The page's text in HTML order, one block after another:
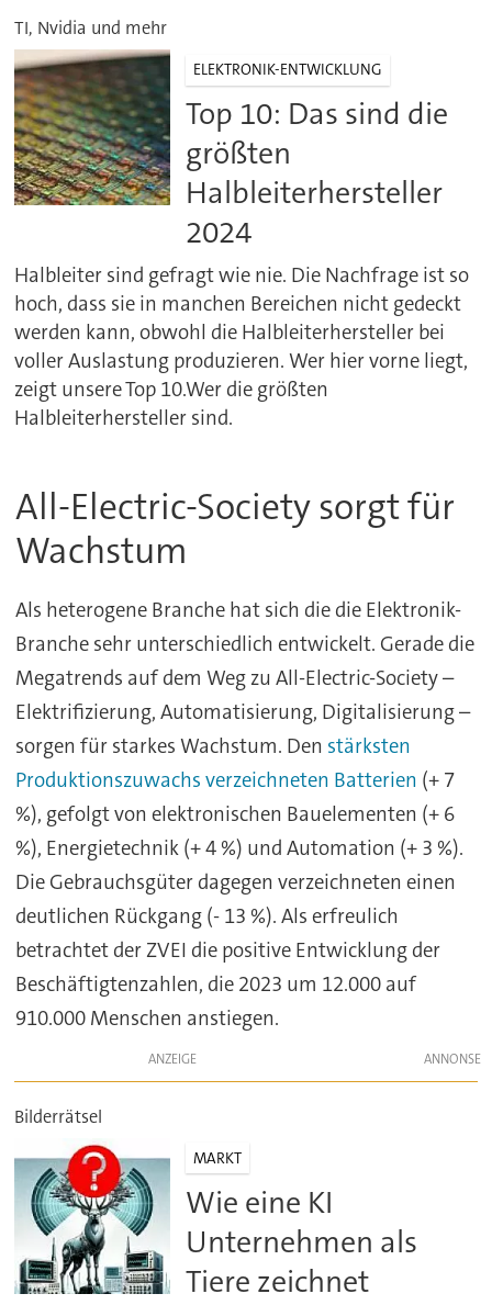
TI, Nvidia und mehr
ELEKTRONIK-ENTWICKLUNG
Top 10: Das sind die
größten
Halbleiterhersteller
2024
Halbleiter sind gefragt wie nie. Die Nachfrage ist so
hoch, dass sie in manchen Bereichen nicht gedeckt
werden kann, obwohl die Halbleiterhersteller bei
voller Auslastung produzieren. Wer hier vorne liegt,
zeigt unsere Top 10.Wer die größten
Halbleiterhersteller sind.
All-Electric-Society sorgt für
Wachstum
Als heterogene Branche hat sich die die Elektronik-
Branche sehr unterschiedlich entwickelt. Gerade die
Megatrends auf dem Weg zu All-Electric-Society –
Elektrifizierung, Automatisierung, Digitalisierung –
sorgen für starkes Wachstum. Den stärksten
Produktionszuwachs verzeichneten Batterien (+ 7
%), gefolgt von elektronischen Bauelementen (+ 6
%), Energietechnik (+ 4 %) und Automation (+ 3 %).
Die Gebrauchsgüter dagegen verzeichneten einen
deutlichen Rückgang (- 13 %). Als erfreulich
betrachtet der ZVEI die positive Entwicklung der
Beschäftigtenzahlen, die 2023 um 12.000 auf
910.000 Menschen anstiegen.
ANZEIGE
Bilderrätsel
MARKT
Wie eine KI
Unternehmen als
Tiere zeichnet